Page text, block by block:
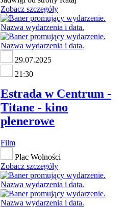
Zobacz szczegóły
29.07.2025
21:30
Estrada w Centrum -
Titane - kino
plenerowe
Film
Plac Wolności
Zobacz szczegóły